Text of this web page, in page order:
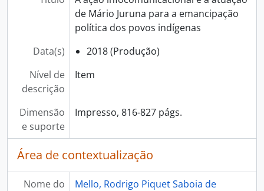
de Mário Juruna para a emancipação
política dos povos indígenas
Data(s)
2018 (Produção)
Nível de
descrição
Item
Dimensão
e suporte
Impresso, 816-827 págs.
Área de contextualização
Nome do
Mello, Rodrigo Piquet Saboia de